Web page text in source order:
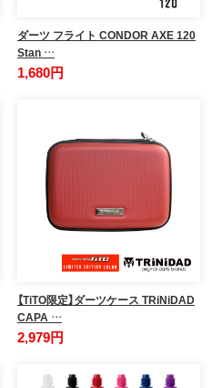
ダーツ フライト CONDOR AXE 120
Stan …
1,680円
【TiTO限定】ダーツケース TRiNiDAD
CAPA …
2,979円